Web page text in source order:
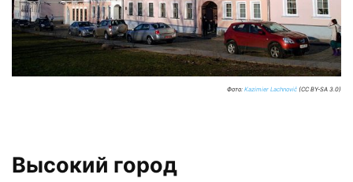
Фото: Kazimier Lachnovič (CC BY-SA 3.0)
Высокий город